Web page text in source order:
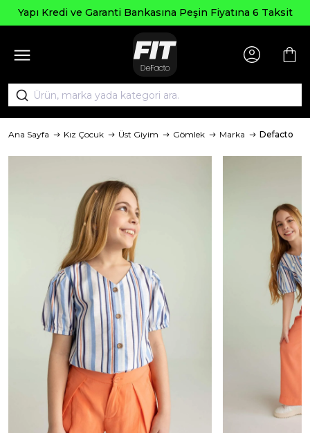
Yapı Kredi ve Garanti Bankasına Peşin Fiyatına 6 Taksit
Ana Sayfa Kız Çocuk Üst Giyim Gömlek Marka Defacto